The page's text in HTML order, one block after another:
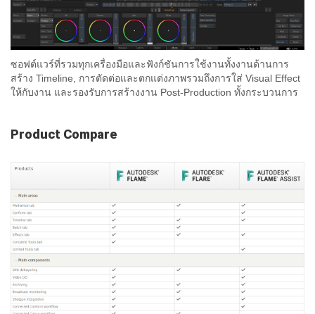
ซอฟต์แวร์ที่รวมทุกเครื่องมือและฟังก์ชันการใช้งานทั้งงานด้านการ
สร้าง Timeline, การตัดต่อและตกแต่งภาพรวมถึงการใส่ Visual Effect
ให้กับงาน และรองรับการสร้างงาน Post-Production ทั้งกระบวนการ
Product Compare